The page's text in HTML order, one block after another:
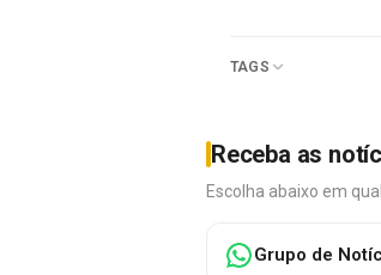
TAGS
Receba as
Escolha abaixo em
Grupo de